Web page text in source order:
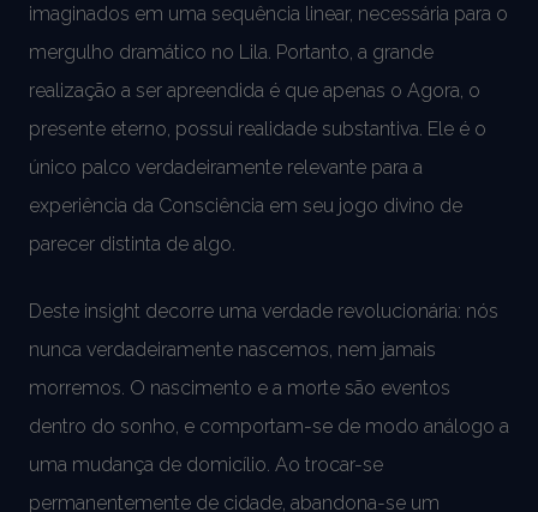
imaginados em uma sequência linear, necessária para o
mergulho dramático no Lila. Portanto, a grande
realização a ser apreendida é que apenas o Agora, o
presente eterno, possui realidade substantiva. Ele é o
único palco verdadeiramente relevante para a
experiência da Consciência em seu jogo divino de
parecer distinta de algo.
Deste insight decorre uma verdade revolucionária: nós
nunca verdadeiramente nascemos, nem jamais
morremos. O nascimento e a morte são eventos
dentro do sonho, e comportam-se de modo análogo a
uma mudança de domicílio. Ao trocar-se
permanentemente de cidade, abandona-se um